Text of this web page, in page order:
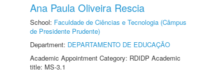
Ana Paula Oliveira Rescia
School: Faculdade de Ciências e Tecnologia (Câmpus
de Presidente Prudente)
Department: DEPARTAMENTO DE EDUCAÇÃO
Academic Appointment Category: RDIDP Academic
title: MS-3.1